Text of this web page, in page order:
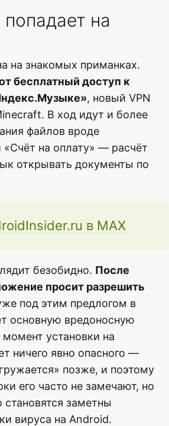
попадает на
на знакомых приманках.
бесплатный доступ к
, новый VPN
В ход идут и более
файлов вроде
на оплату» — расчёт
открывать документы по
в MAX
безобидно. После
просит разрешить
под этим предлогом в
основную вредоносную
момент установки на
ничего явно опасного —
позже, и поэтому
его часто не замечают, но
становятся заметны
вируса на Android.